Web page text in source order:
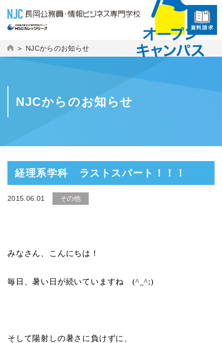
資料請求
NJCからのお知らせ
NJCからのお知らせ
経理系学科 ラストスパート！！！
2015.06.01 その他
みなさん、こんにちは！
毎日、暑い日が続いていますね(^_^;)
そして陽射しの暑さに負けずに、